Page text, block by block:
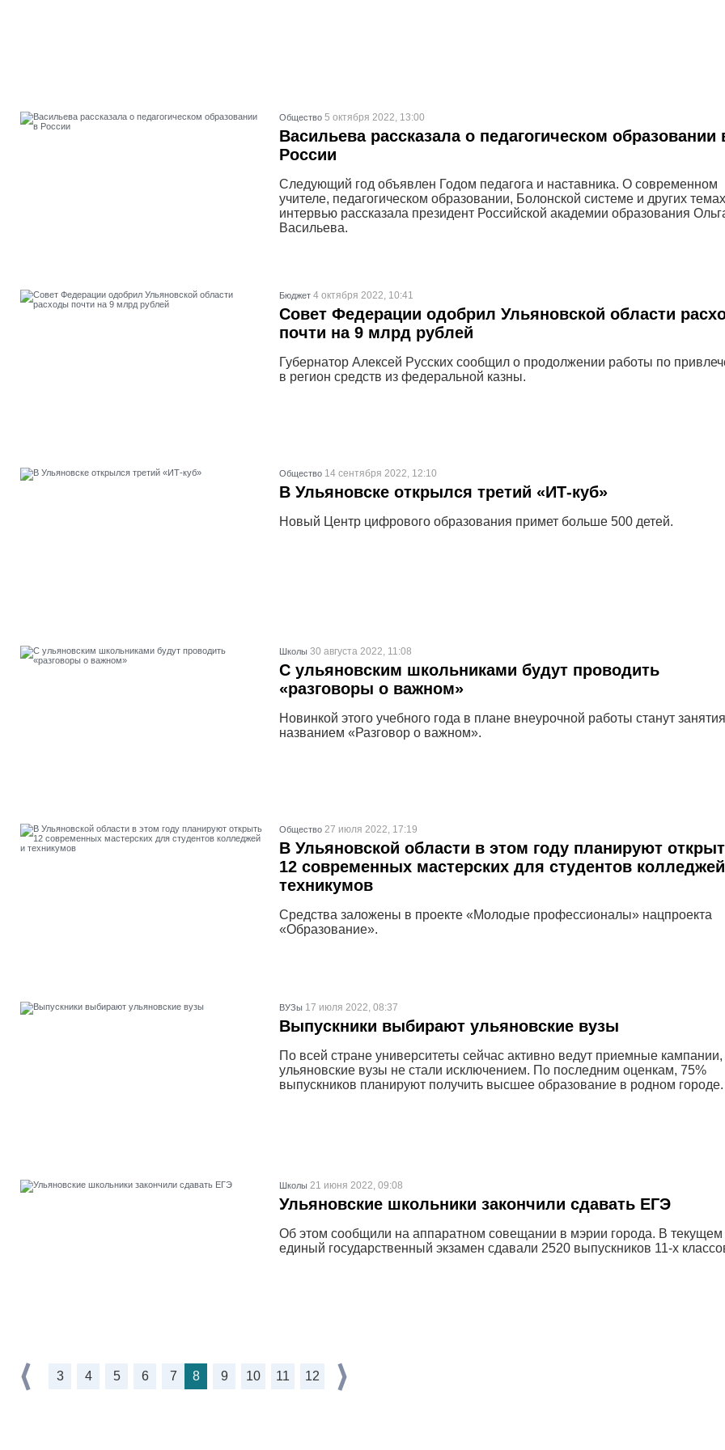
Общество 5 октября 2022, 13:00
Васильева рассказала о педагогическом образовании
России
Следующий год объявлен Годом педагога и наставника. О современном
учителе, педагогическом образовании, Болонской системе и других
интервью рассказала президент Российской академии образования
Васильева.
Бюджет 4 октября 2022, 10:41
Совет Федерации одобрил Ульяновской области
почти на 9 млрд рублей
Губернатор Алексей Русских сообщил о продолжении работы по
в регион средств из федеральной казны.
Общество 14 сентября 2022, 12:10
В Ульяновске открылся третий «ИТ-куб»
Новый Центр цифрового образования примет больше 500 детей.
Школы 30 августа 2022, 11:08
С ульяновским школьниками будут проводить
«разговоры о важном»
Новинкой этого учебного года в плане внеурочной работы станут
названием «Разговор о важном».
Общество 27 июля 2022, 17:19
В Ульяновской области в этом году планируют
12 современных мастерских для студентов
техникумов
Средства заложены в проекте «Молодые профессионалы» нацпроекта
«Образование».
ВУЗы 17 июля 2022, 08:37
Выпускники выбирают ульяновские вузы
По всей стране университеты сейчас активно ведут приемные кампании,
ульяновские вузы не стали исключением. По последним оценкам, 75%
выпускников планируют получить высшее образование в родном городе.
Школы 21 июня 2022, 09:08
Ульяновские школьники закончили сдавать ЕГЭ
Об этом сообщили на аппаратном совещании в мэрии города. В текущем
единый государственный экзамен сдавали 2520 выпускников 11-х
3 4 5 6 7 8 9 10 11 12